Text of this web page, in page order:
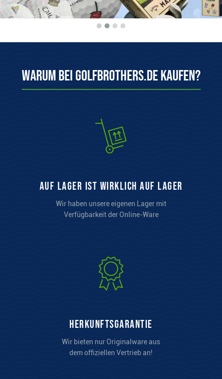
Warum bei Golfbrothers.de kaufen?
auf Lager ist wirklich auf Lager
Wir haben unsere eigenen Lager mit
Verfügbarkeit der Online-Ware
Herkunftsgarantie
Wir bieten nur Originalware aus
dem offiziellen Vertrieb an!